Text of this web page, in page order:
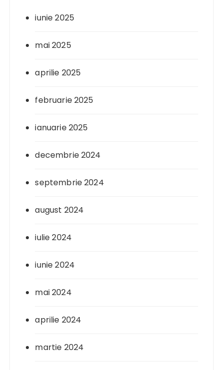
iunie 2025
mai 2025
aprilie 2025
februarie 2025
ianuarie 2025
decembrie 2024
septembrie 2024
august 2024
iulie 2024
iunie 2024
mai 2024
aprilie 2024
martie 2024